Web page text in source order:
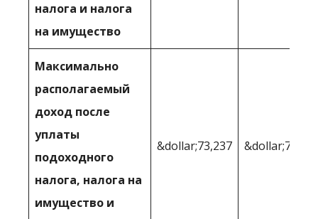
налога и налога
на имущество
Максимально
располагаемый
доход после
уплаты
подоходного
налога, налога на
имущество и
&dollar;73,237 &dollar;73